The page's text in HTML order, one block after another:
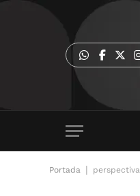
Portada